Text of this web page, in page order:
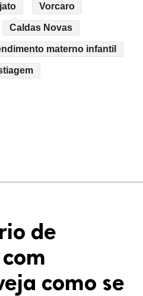
Vorcaro
Caldas Novas
materno infantil
de
como se